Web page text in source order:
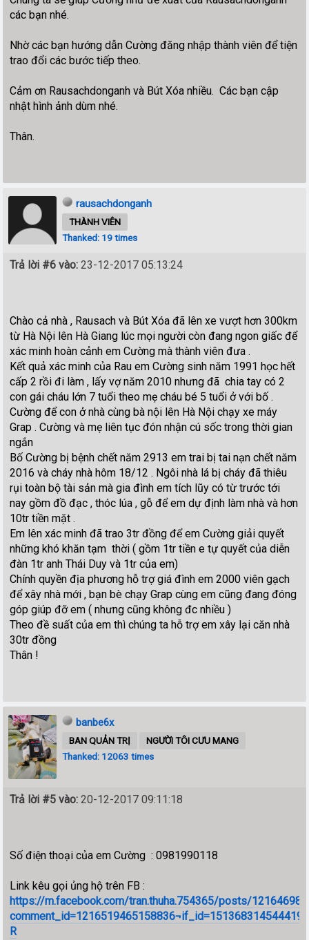
các bạn nhé.
Nhờ các bạn hướng dẫn Cường đăng nhập thành viên để tiện
trao đổi các bước tiếp theo.
Cảm ơn Rausachdonganh và Bút Xóa nhiều. Các bạn cập
nhật hình ảnh dùm nhé.
Thân.
rausachdonganh
THÀNH VIÊN
Thanked: 19 times
Trả lời #6 vào: 23-12-2017 05:13:24
Chào cả nhà , Rausach và Bút Xóa đã lên xe vượt hơn 300km
từ Hà Nội lên Hà Giang lúc mọi người còn đang ngon giấc để
xác minh hoàn cảnh em Cường mà thành viên đưa .
Kết quả xác minh của Rau em Cường sinh năm 1991 học hết
cấp 2 rồi đi làm , lấy vợ năm 2010 nhưng đã chia tay có 2
con gái cháu lớn 7 tuổi theo mẹ cháu bé 5 tuổi ở với bố .
Cường để con ở nhà cùng bà nội lên Hà Nội chạy xe máy
Grap . Cường và mẹ liên tục đón nhận cú sốc trong thời gian
ngắn
Bố Cường bị bệnh chết năm 2913 em trai bị tai nạn chết năm
2016 và cháy nhà hôm 18/12 . Ngôi nhà lá bị cháy đã thiêu
rụi toàn bộ tài sản mà gia đình em tích lũy có từ trước tới
nay gồm đồ đạc , thóc lúa , gỗ để em dự định làm nhà và hơn
10tr tiền mặt .
Em lên xác minh đã trao 3tr đồng để em Cường giải quyết
những khó khăn tạm thời ( gồm 1tr tiền e tự quyết của diễn
đàn 1tr anh Thái Duy và 1tr của em)
Chính quyền địa phương hỗ trợ giá đình em 2000 viên gạch
để xây nhà mới , bạn bè chạy Grap cùng em cũng đang đóng
góp giúp đỡ em ( nhưng cũng không đc nhiều )
Theo đề suất của em thì chúng ta hỗ trợ em xây lại căn nhà
30tr đồng
Thân !
banbe6x
BAN QUẢN TRỊ
NGƯỜI TÔI CƯU MANG
Thanked: 12063 times
Trả lời #5 vào: 20-12-2017 09:11:18
Số điện thoại của em Cường : 0981990118
Link kêu gọi ủng hộ trên FB :
https://m.facebook.com/tran.thuha.754365/posts/
R